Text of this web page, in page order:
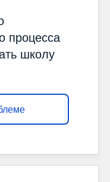
процесса
школу